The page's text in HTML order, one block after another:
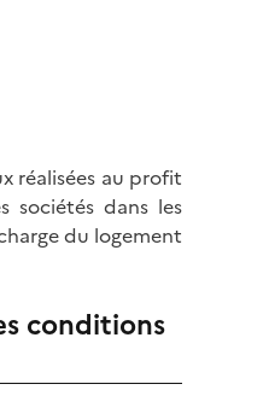
réalisées au profit
sociétés dans les
du logement
conditions